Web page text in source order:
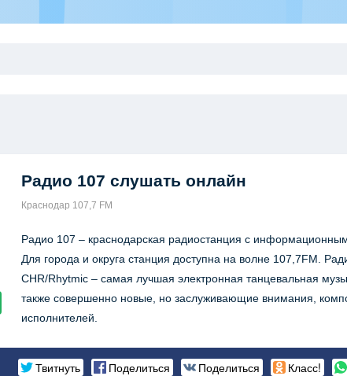
Радио 107 слушать онлайн
Краснодар 107,7 FM
Радио 107 – краснодарская радиостанция с
Для города и округа станция доступна на волне 107,7FM.
CHR/Rhytmic – самая лучшая электронная танцевальная
также совершенно новые, но заслуживающие внимания,
исполнителей.
Твитнуть Поделиться Поделиться Класс!